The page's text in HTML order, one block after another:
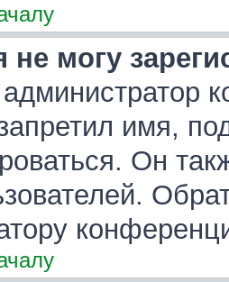
не могу
имя,
Он